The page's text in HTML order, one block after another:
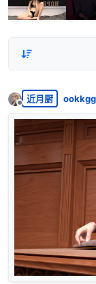
离线
近月厨 ookkgg